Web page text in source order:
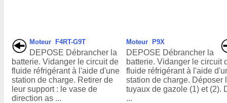
Moteur F4RT-G9T
DEPOSE Débrancher la
batterie. Vidanger le circuit de
fluide réfrigérant à l'aide d'une
station de charge. Retirer de
leur support : le vase de
direction as ...
Moteur P9X
DEPOSE Débrancher la
batterie. Vidanger le circuit
fluide réfrigérant à l'aide
station de charge. Déposer
tuyaux de gazole (1) et (2).
...